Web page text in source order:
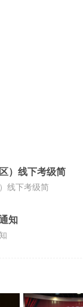
）线下考级简
线下考级简
知